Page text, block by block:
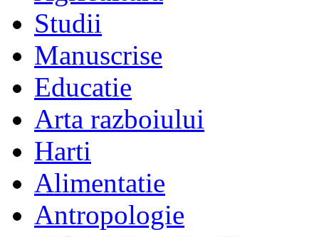
Studii
Manuscrise
Educatie
Arta razboiului
Harti
Alimentatie
Antropologie